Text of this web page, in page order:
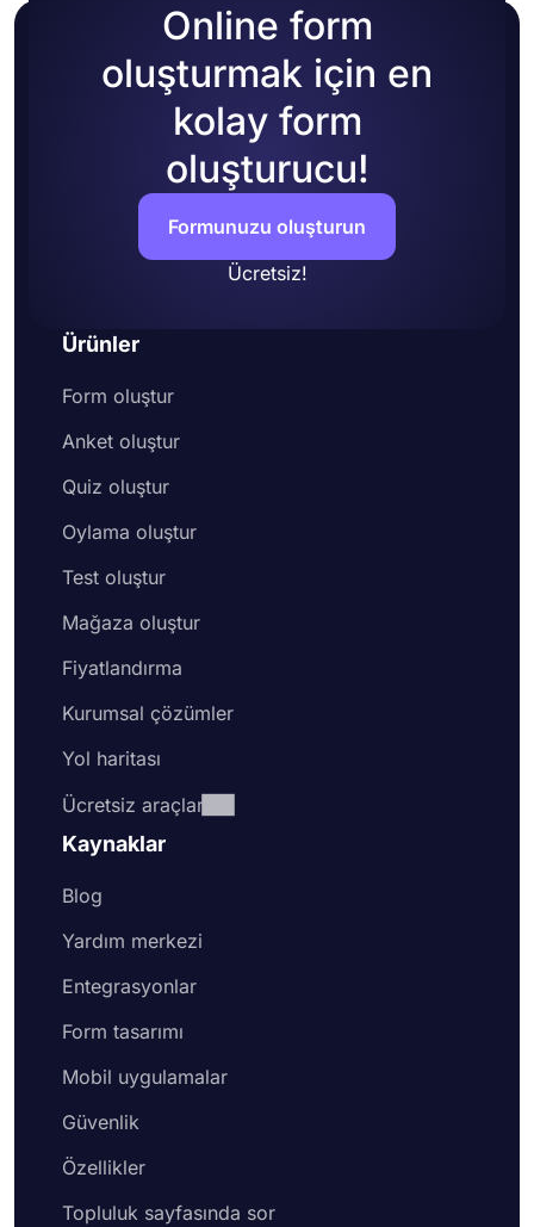
Online form
oluşturmak için en
kolay form
oluşturucu!
Formunuzu oluşturun
Ücretsiz!
Ürünler
Form oluştur
Anket oluştur
Quiz oluştur
Oylama oluştur
Test oluştur
Mağaza oluştur
Fiyatlandırma
Kurumsal çözümler
Yol haritası
Ücretsiz araçlar
Kaynaklar
Blog
Yardım merkezi
Entegrasyonlar
Form tasarımı
Mobil uygulamalar
Güvenlik
Özellikler
Topluluk sayfasında sor